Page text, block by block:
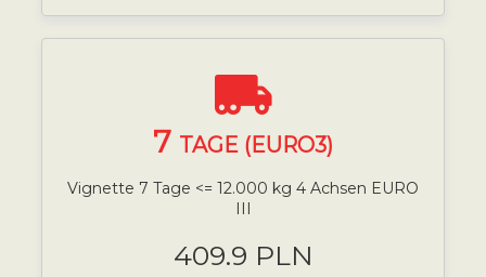
7 TAGE (EURO3)
Vignette 7 Tage <= 12.000 kg 4 Achsen EURO
409.9 PLN